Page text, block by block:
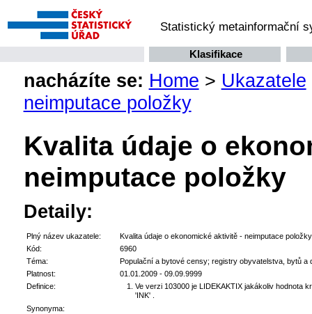
Statistický metainformační
Klasifikace
nacházíte se: Home > Ukazatele
neimputace položky
Kvalita údaje o
neimputace položky
Detaily:
Plný název ukazatele:
Kvalita údaje o ekonomické aktivitě - neimputace položky
Kód:
6960
Téma:
Populační a bytové censy; registry obyvatelstva, bytů a
Platnost:
01.01.2009 - 09.09.9999
Definice:
Ve verzi 103000 je LIDEKAKTIX jakákoliv hodnota
'INK' .
Synonyma: